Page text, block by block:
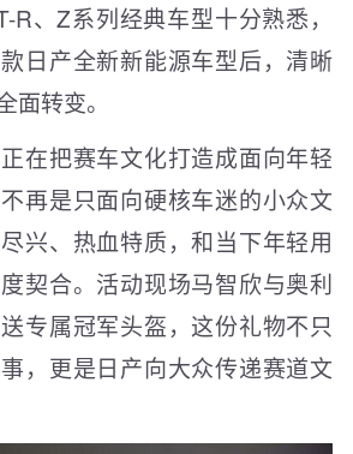
R、Z系列经典车型十分熟悉，
日产全新新能源车型后，清晰
面转变。
在把赛车文化打造成面向年轻
再是只面向硬核车迷的小众文
兴、热血特质，和当下年轻用
契合。活动现场马智欣与奥利
专属冠军头盔，这份礼物不只
，更是日产向大众传递赛道文